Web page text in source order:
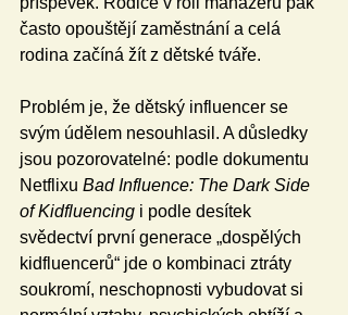
často opouštějí zaměstnání a celá
rodina začíná žít z dětské tváře.
Problém je, že dětský influencer se
svým údělem nesouhlasil. A důsledky
jsou pozorovatelné: podle dokumentu
Netflixu Bad Influence: The Dark Side
of Kidfluencing i podle desítek
svědectví první generace „dospělých
kidfluencerů“ jde o kombinaci ztráty
soukromí, neschopnosti vybudovat si